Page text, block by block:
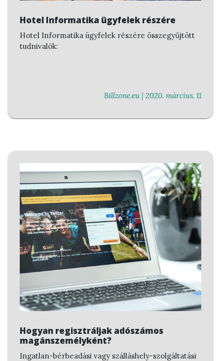
Hotel Informatika ügyfelek részére
Hotel Informatika ügyfelek részére összegyűjtött
tudnivalók:
Billzone.eu | 2020. március. 11
Hogyan regisztráljak adószámos
magánszemélyként?
Ingatlan-bérbeadási vagy szálláshely-szolgáltatási